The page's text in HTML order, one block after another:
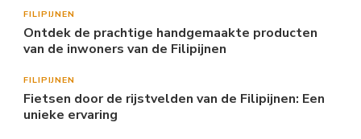
FILIPIJNEN
Ontdek de prachtige handgemaakte producten
van de inwoners van de Filipijnen
FILIPIJNEN
Fietsen door de rijstvelden van de Filipijnen: Een
unieke ervaring